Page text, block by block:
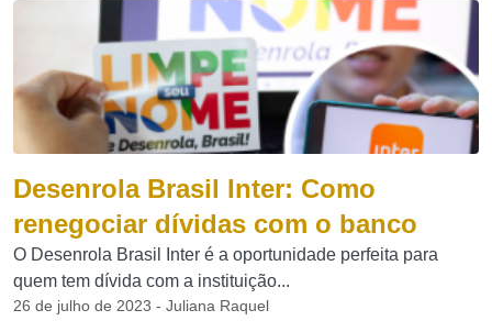
Desenrola Brasil Inter: Como
renegociar dívidas com o banco
O Desenrola Brasil Inter é a oportunidade perfeita para
quem tem dívida com a instituição...
26 de julho de 2023 - Juliana Raquel